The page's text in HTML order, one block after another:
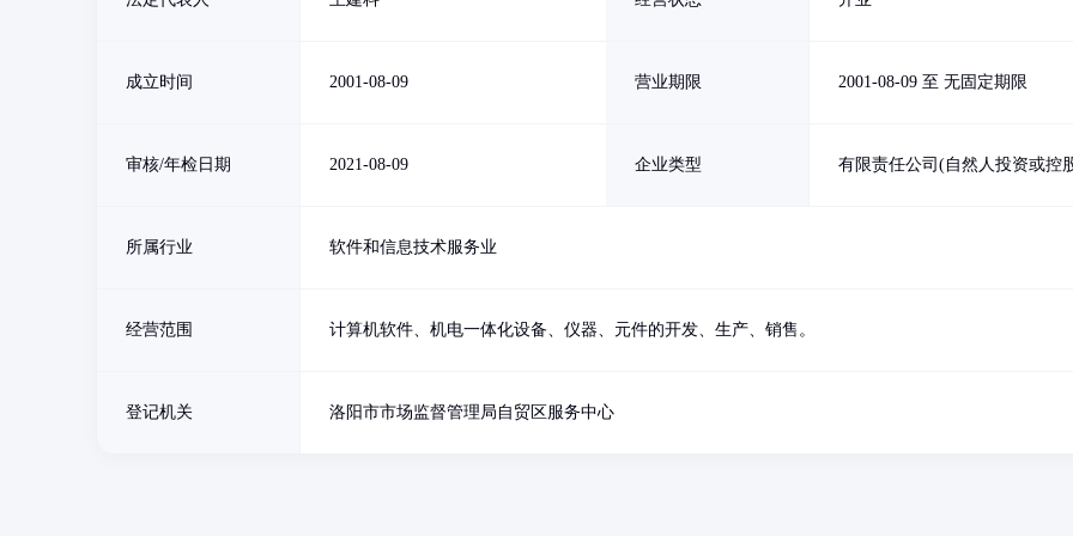
成立时间 2001-08-09 营业期限 2001-08-09 至 无固定期限
审核/年检日期 2021-08-09 企业类型 有限责任公司(自然人投资或控
所属行业 软件和信息技术服务业
经营范围 计算机软件、机电一体化设备、仪器、元件的开发、生产、销售。
登记机关 洛阳市市场监督管理局自贸区服务中心